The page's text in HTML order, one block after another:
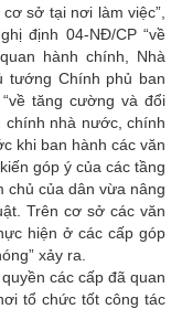
sở tại nơi làm việc”,
định 04-NĐ/CP “về
hành chính, Nhà
tướng Chính phủ ban
tăng cường và đổi
chính nhà nước, chính
khi ban hành các văn
góp ý của các tầng
chủ của dân vừa nâng
Trên cơ sở các văn
hiện ở các cấp góp
xảy ra.
các cấp đã quan
tổ chức tốt công tác